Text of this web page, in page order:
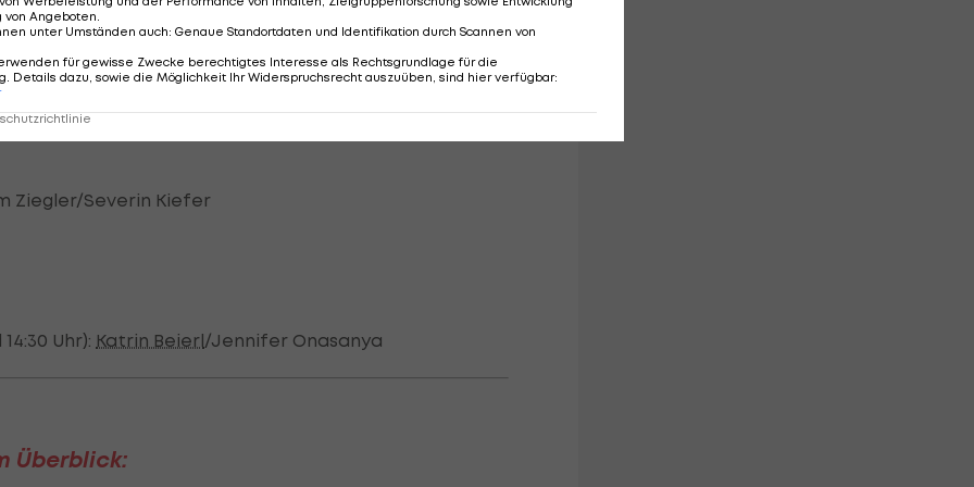
Hauser, Katharina Innerhofer
Eder, Felix Leitner
Ziegler/Severin Kiefer
Uhr): Katrin Beierl/Jennifer Onasanya
Überblick:
von Angeboten
unter Umständen auch: Genaue Standortdaten und Identifikation durch Scannen von
für gewisse Zwecke berechtigtes Interesse als Rechtsgrundlage für die
Details dazu, sowie die Möglichkeit Ihr Widerspruchsrecht auszuüben, sind hier verfügbar: